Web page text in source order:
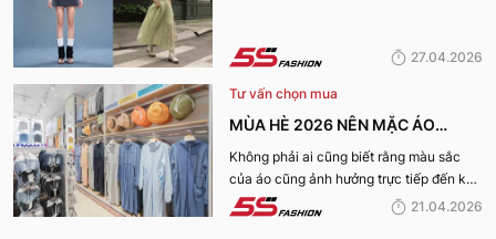
dáng chụp ảnh đi biển cho nữ tự nhiên,
27.04.2026
Tư vấn chọn mua
MÙA HÈ 2026 NÊN MẶC ÁO
CHỐNG NẮNG MÀU GÌ ĐỂ BẢO VỆ
DA TỐT NHẤT?
Không phải ai cũng biết rằng màu sắc
của áo cũng ảnh hưởng trực tiếp đến khả
năng bảo vệ da. Vậy mùa hè này nên
21.04.2026